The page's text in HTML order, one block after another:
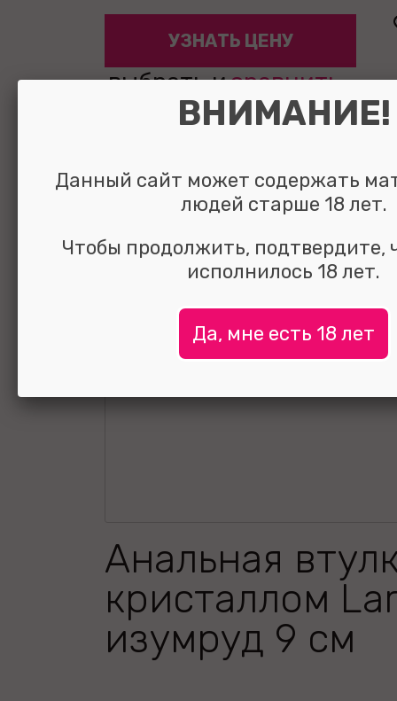
УЗНАТЬ ЦЕНУ
выбрать исравнить
Анальная
кристаллом
изумруд 9 см
ВНИМАНИЕ!
Данный сайт может содержать
людей старше 18 лет.
Чтобы продолжить, подтвердите,
исполнилось 18 лет.
Да, мне есть 18 лет